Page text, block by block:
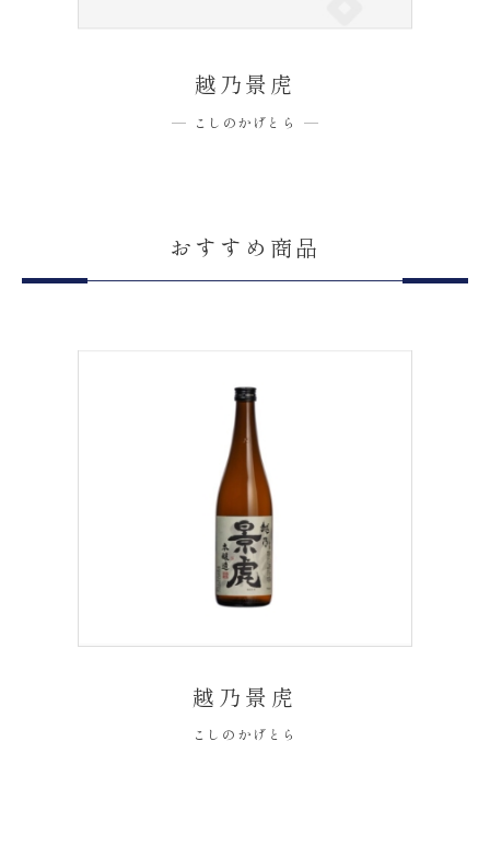
越乃景虎
こしのかげとら
おすすめ商品
越乃景虎
こしのかげとら